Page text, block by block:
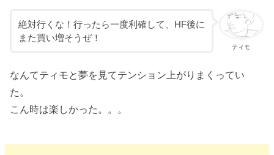
ティモ
絶対行くな！行ったら一度利確して、HF後に
また買い増そうぜ！
なんてティモと夢を見てテンション上がりまくってい
た。
こん時は楽しかった。。。